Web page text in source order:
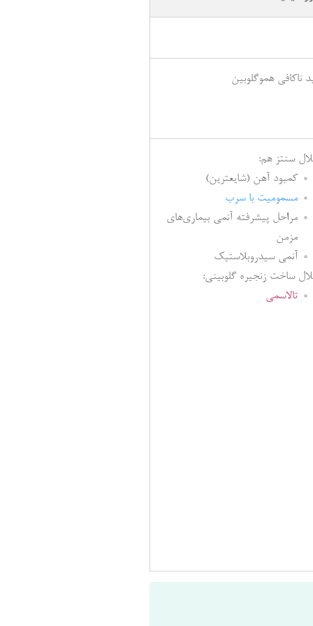
ناکافی هموگلوبین
سنتز هم:
کمبود آهن (شایعترین)
مسمومیت با سرب
مراحل پیشرفته آنمی بیماری‌های
مزمن
آنمی سیدروبلاستیک
ساخت زنجیره گلوبینی:
تالاسمی